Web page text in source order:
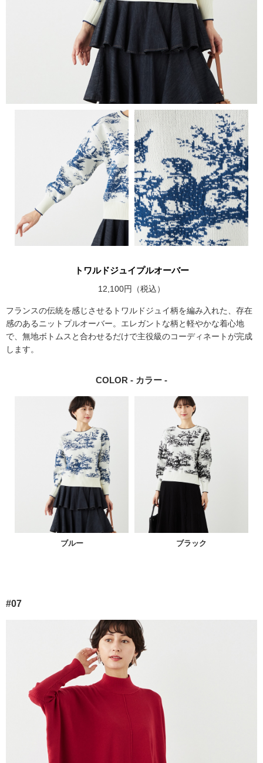
トワルドジュイプルオーバー
12,100円（税込）
フランスの伝統を感じさせるトワルドジュイ柄を編み入れた、存在
感のあるニットプルオーバー。エレガントな柄と軽やかな着心地
で、無地ボトムスと合わせるだけで主役級のコーディネートが完成
します。
COLOR - カラー -
ブルー ブラック
#07